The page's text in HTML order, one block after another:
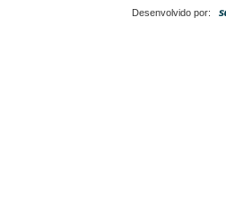
Desenvolvido por: